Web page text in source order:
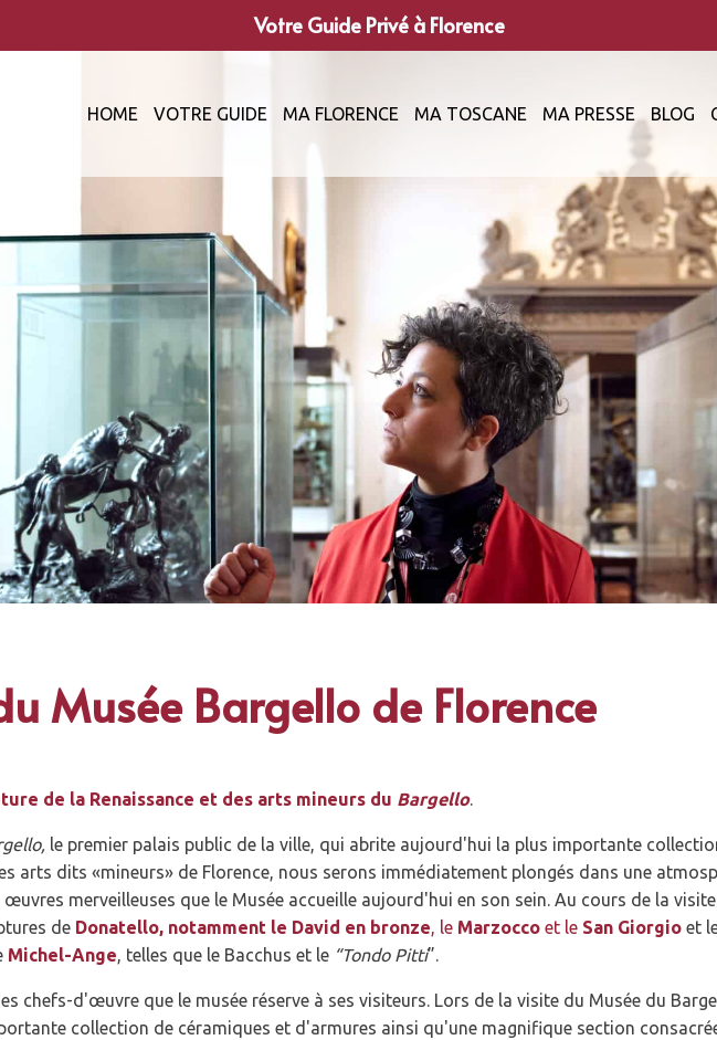
Votre Guide Privé à Florence
HOME VOTRE GUIDE MA FLORENCE MA TOSCANE MA PRESSE BLOG
Musée Bargello de Florence
de la Renaissance et des arts mineurs du Bargello.
le premier palais public de la ville, qui abrite aujourd'hui la plus importante
arts dits «mineurs» de Florence, nous serons immédiatement plongés dans une
merveilleuses que le Musée accueille aujourd'hui en son sein. Au cours de la
de Donatello, notamment le David en bronze, le Marzocco et le San Giorgio et
Michel-Ange, telles que le Bacchus et le “Tondo Pitti”.
chefs-d'œuvre que le musée réserve à ses visiteurs. Lors de la visite du Musée du
collection de céramiques et d'armures ainsi qu'une magnifique section